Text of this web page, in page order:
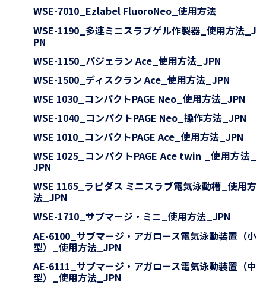
WSE-7010_Ezlabel FluoroNeo_使用方法
WSE-1190_多連ミニスラブゲル作製器_使用方法_J
PN
WSE-1150_パジェラン Ace_使用方法_JPN
WSE-1500_ディスクラン Ace_使用方法_JPN
WSE 1030_コンパクトPAGE Neo_使用方法_JPN
WSE-1040_コンパクトPAGE Neo_操作方法_JPN
WSE 1010_コンパクトPAGE Ace_使用方法_JPN
WSE 1025_コンパクトPAGE Ace twin _使用方法_
JPN
WSE 1165_ラピダス ミニスラブ電気泳動槽_使用方
法_JPN
WSE-1710_サブマージ・ミニ_使用方法_JPN
AE-6100_サブマージ・アガロース電気泳動装置（小
型）_使用方法_JPN
AE-6111_サブマージ・アガロース電気泳動装置（中
型）_使用方法_JPN